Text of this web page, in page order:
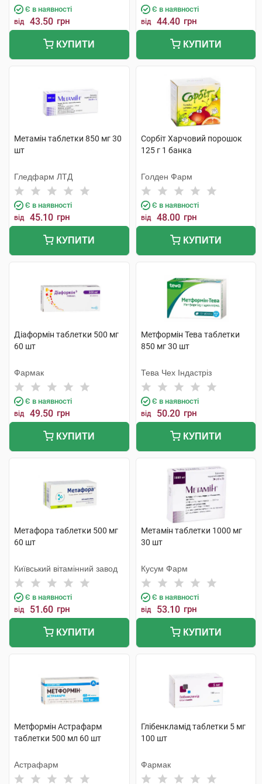
Є в наявності
від 43.50 грн
КУПИТИ
Є в наявності
від 44.40 грн
КУПИТИ
Метамін таблетки 850 мг 30
шт
Гледфарм ЛТД
Є в наявності
від 45.10 грн
КУПИТИ
Сорбіт Харчовий порошок
125 г 1 банка
Голден Фарм
Є в наявності
від 48.00 грн
КУПИТИ
Діаформін таблетки 500 мг
60 шт
Фармак
Є в наявності
від 49.50 грн
КУПИТИ
Метформін Тева таблетки
850 мг 30 шт
Тева Чех Індастріз
Є в наявності
від 50.20 грн
КУПИТИ
Метафора таблетки 500 мг
60 шт
Київський вітамінний завод
Є в наявності
від 51.60 грн
КУПИТИ
Метамін таблетки 1000 мг
30 шт
Кусум Фарм
Є в наявності
від 53.10 грн
КУПИТИ
Метформін Астрафарм
таблетки 500 мл 60 шт
Астрафарм
Глібенкламід таблетки 5 мг
100 шт
Фармак